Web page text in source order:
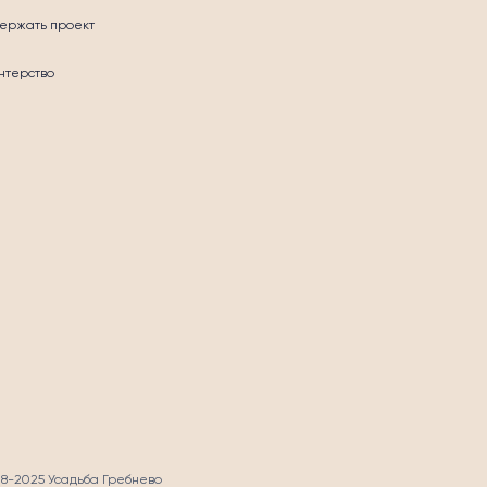
проект
2025 Усадьба Гребнево